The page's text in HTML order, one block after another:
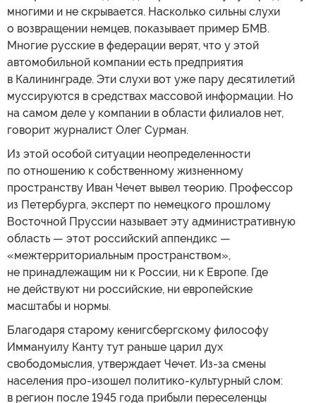
многими и не скрывается. Насколько сильны слухи
о возвращении немцев, показывает пример БМВ.
Многие русские в федерации верят, что у этой
автомобильной компании есть предприятия
в Калининграде. Эти слухи вот уже пару десятилетий
муссируются в средствах массовой информации. Но
на самом деле у компании в области филиалов нет,
говорит журналист Олег Сурман.
Из этой особой ситуации неопределенности
по отношению к собственному жизненному
пространству Иван Чечет вывел теорию. Профессор
из Петербурга, эксперт по немецкого прошлому
Восточной Пруссии называет эту административную
область — этот российский аппендикс —
«межтерриториальным пространством»,
не принадлежащим ни к России, ни к Европе. Где
не действуют ни российские, ни европейские
масштабы и нормы.
Благодаря старому кенигсбергскому философу
Иммануилу Канту тут раньше царил дух
свободомыслия, утверждает Чечет. Из-за смены
населения про-изошел политико-культурный слом:
в регион после 1945 года прибыли переселенцы